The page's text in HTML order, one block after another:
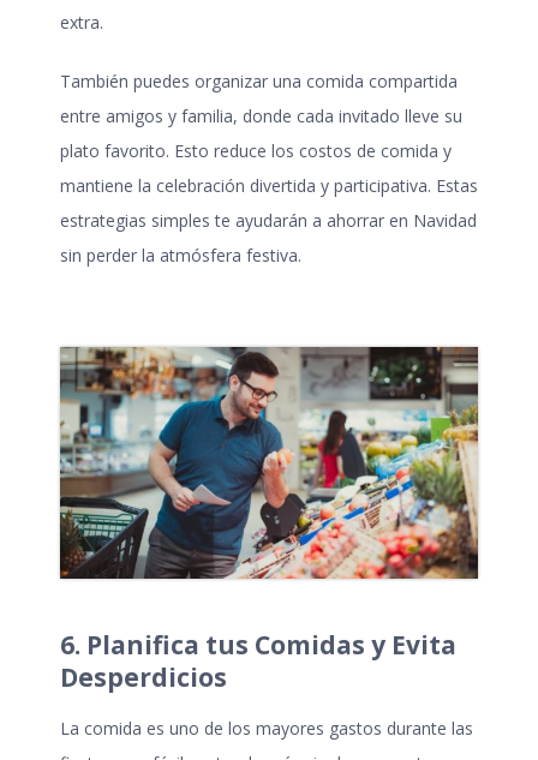
extra.
También puedes organizar una comida compartida
entre amigos y familia, donde cada invitado lleve su
plato favorito. Esto reduce los costos de comida y
mantiene la celebración divertida y participativa. Estas
estrategias simples te ayudarán a ahorrar en Navidad
sin perder la atmósfera festiva.
6. Planifica tus Comidas y Evita
Desperdicios
La comida es uno de los mayores gastos durante las